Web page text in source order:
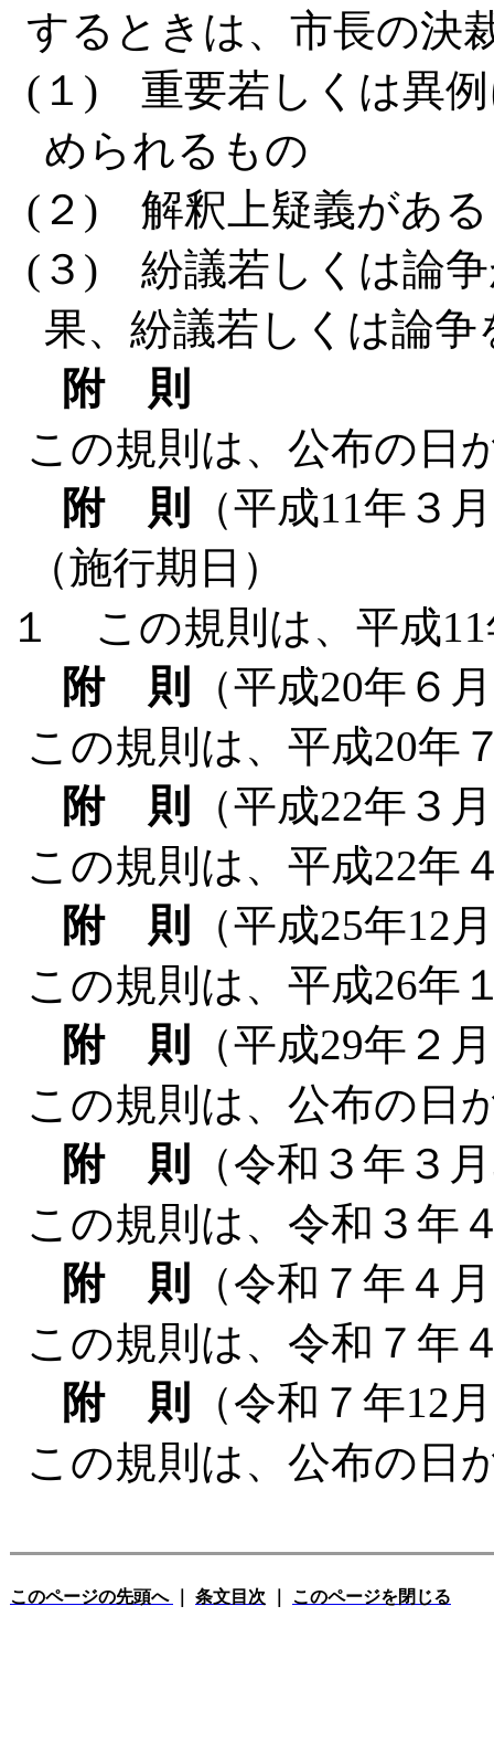
するときは、市長の決
(１) 重要若しくは異例
められるもの
(２) 解釈上疑義があ
(３) 紛議若しくは論争
果、紛議若しくは論
附 則
この規則は、公布の日
附 則
（平成11年３
（施行期日）
１ この規則は、平成
附 則
（平成20年６
この規則は、平成20年
附 則
（平成22年３
この規則は、平成22年
附 則
（平成25年12
この規則は、平成26年
附 則
（平成29年２
この規則は、公布の日
附 則
（令和３年３
この規則は、令和３年
附 則
（令和７年４
この規則は、令和７年
附 則
（令和７年12
この規則は、公布の日
このページの先頭へ 条文目次 このページを閉じる